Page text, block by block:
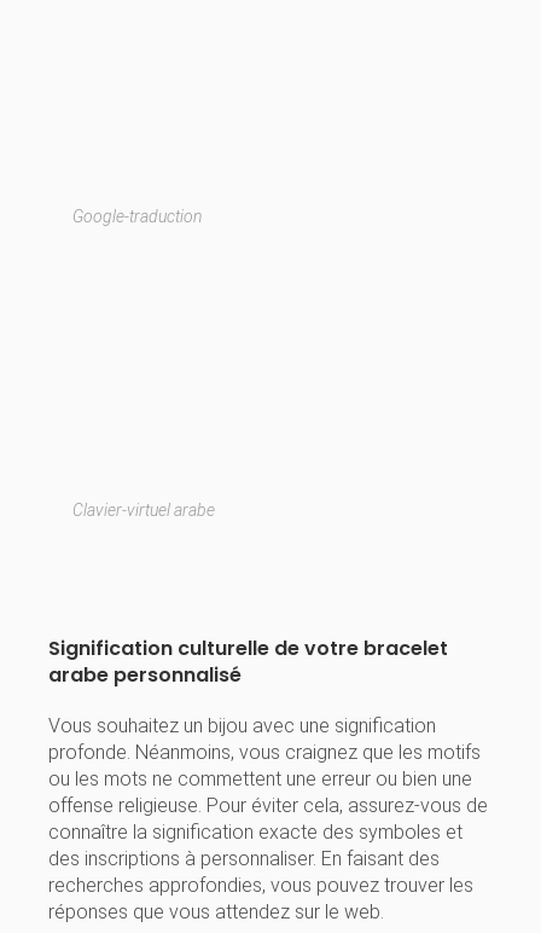
Google-traduction
Clavier-virtuel arabe
Signification culturelle de votre bracelet
arabe personnalisé
Vous souhaitez un bijou avec une signification
profonde. Néanmoins, vous craignez que les motifs
ou les mots ne commettent une erreur ou bien une
offense religieuse. Pour éviter cela, assurez-vous de
connaître la signification exacte des symboles et
des inscriptions à personnaliser. En faisant des
recherches approfondies, vous pouvez trouver les
réponses que vous attendez sur le web.